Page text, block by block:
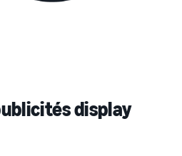
display